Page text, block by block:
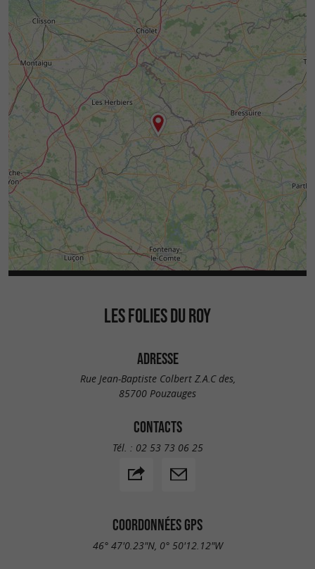
LES FOLIES DU ROY
ADRESSE
Rue Jean-Baptiste Colbert Z.A.C des,
85700 Pouzauges
CONTACTS
Tél. : 02 53 73 06 25
COORDONNÉES GPS
46° 47'0.23"N, 0° 50'12.12"W